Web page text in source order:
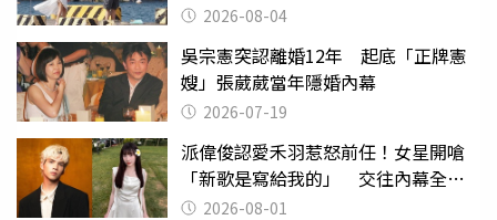
2026-08-04
吳宗憲突認離婚12年 起底「正牌憲
嫂」張葳葳當年隱婚內幕
2026-07-19
派偉俊認愛禾羽惹怒前任！女星開嗆
「新歌是寫給我的」 交往內幕全說
了 2026-08-01